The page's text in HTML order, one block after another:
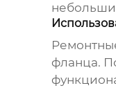
фланца.